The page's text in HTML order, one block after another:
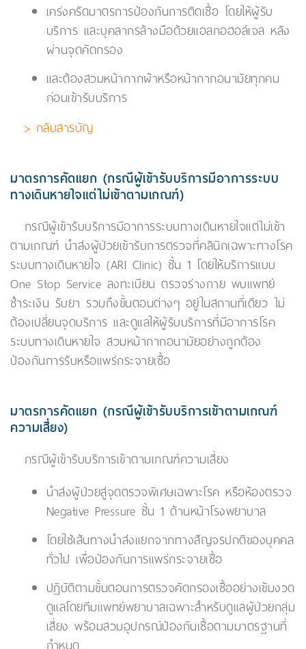
เคร่งครัดมาตรการป้องกันการติดเชื้อ โดยให้ผู้รับ
บริการ และบุคลากรล้างมือด้วยแอลกอฮอล์เจล หลัง
ผ่านจุดคัดกรอง
และต้องสวมหน้ากากผ้าหรือหน้ากากอนามัยทุกคน
ก่อนเข้ารับบริการ
> กลับสารบัญ
มาตรการคัดแยก (กรณีผู้เข้ารับบริการมีอาการระบบ
ทางเดินหายใจแต่ไม่เข้าตามเกณฑ์)
กรณีผู้เข้ารับบริการมีอาการระบบทางเดินหายใจแต่ไม่เข้า
ตามเกณฑ์ นำส่งผู้ป่วยเข้ารับการตรวจที่คลินิกเฉพาะทางโรค
ระบบทางเดินหายใจ (ARI Clinic) ชั้น 1 โดยให้บริการแบบ
One Stop Service ลงทะเบียน ตรวจร่างกาย พบแพทย์
ชำระเงิน รับยา รวมถึงขั้นตอนต่างๆ อยู่ในสถานที่เดียว ไม่
ต้องเปลี่ยนจุดบริการ และดูแลให้ผู้รับบริการที่มีอาการโรค
ระบบทางเดินหายใจ สวมหน้ากากอนามัยอย่างถูกต้อง
ป้องกันการรับหรือแพร่กระจายเชื้อ
มาตรการคัดแยก (กรณีผู้เข้ารับบริการเข้าตามเกณฑ์
ความเสี่ยง)
กรณีผู้เข้ารับบริการเข้าตามเกณฑ์ความเสี่ยง
นำส่งผู้ป่วยสู่จุดตรวจพิเศษเฉพาะโรค หรือห้องตรวจ
Negative Pressure ชั้น 1 ด้านหน้าโรงพยาบาล
โดยใช้เส้นทางนำส่งแยกจากทางสัญจรปกติของบุคคล
ทั่วไป เพื่อป้องกันการแพร่กระจายเชื้อ
ปฏิบัติตามขั้นตอนการตรวจคัดกรองเชื้ออย่างเข้มงวด
ดูแลโดยทีมแพทย์พยาบาลเฉพาะสำหรับดูแลผู้ป่วยกลุ่ม
เสี่ยง พร้อมสวมอุปกรณ์ป้องกันเชื้อตามมาตรฐานที่